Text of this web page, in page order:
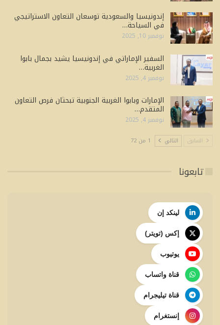
إندونيسيا والسعودية توسعان التعاون الاستراتيجي
في السياحة…
نوفمبر 10, 2025
السفير الإماراتي في إندونيسيا يشيد بجمال بابوا
الغربية…
نوفمبر 4, 2025
الإمارات وبابوا الغربية الجنوبية تبحثان فرص التعاون
المتقدم…
نوفمبر 4, 2025
السابق التالي 1 من 72
تابعونا
لينكد إن
إكس (تويتر)
يوتيوب
قناة واتساب
قناة تيليجرام
إنستغرام